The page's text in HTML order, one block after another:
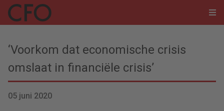
‘Voorkom dat economische crisis
omslaat in financiële crisis’
05 juni 2020